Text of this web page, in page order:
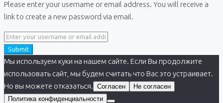
Please enter your username or email address. You will receive a
link to create a new password via email.
Submit
Мы используем куки на нашем сайте. Если Вы продолжите
использовать сайт, мы будем считать что Вас это устраивает.
Но вы можете отказаться. Согласен
Не согласен
Политика конфиденциальности